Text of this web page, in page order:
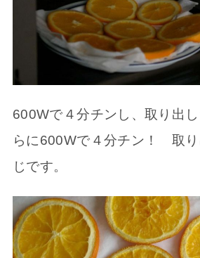
600Wで４分チンし、取り出
らに600Wで４分チン！ 取り
じです。